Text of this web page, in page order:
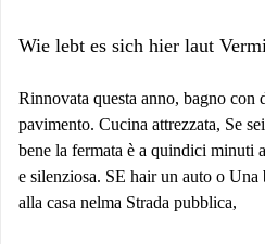
Wie lebt es sich hier laut
Rinnovata questa anno, bagno con
pavimento. Cucina attrezzata, Se
bene la fermata è a quindici minuti
e silenziosa. SE hair un auto o
alla casa nelma Strada pubblica,